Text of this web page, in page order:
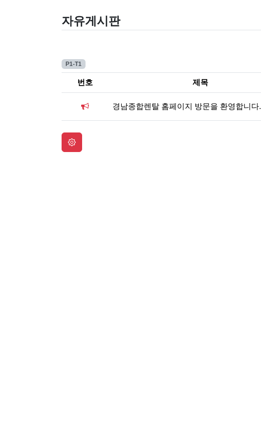
자유게시판
P1-T1
번호 제목
경남종합렌탈 홈페이지 방문을 환영합니다.